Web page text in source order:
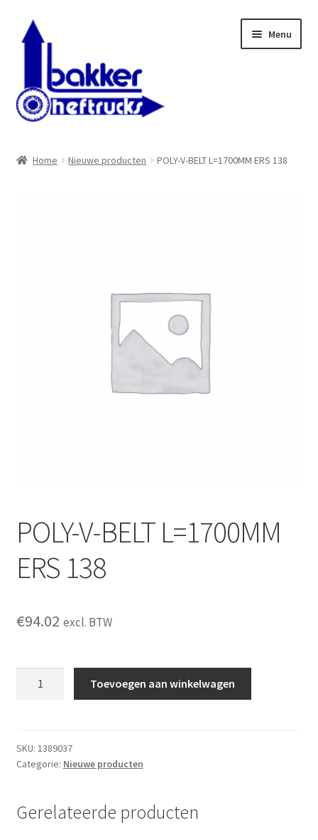
Ga
door
navigatie
Ga
naar
Menu
Home Nieuwe producten POLY-V-BELT L=1700MM ERS 138
POLY-V-BELT L=1700MM
ERS 138
€94.02 excl. BTW
ERS
138
Toevoegen aan winkelwagen
SKU: 1389037
Categorie: Nieuwe producten
Gerelateerde producten